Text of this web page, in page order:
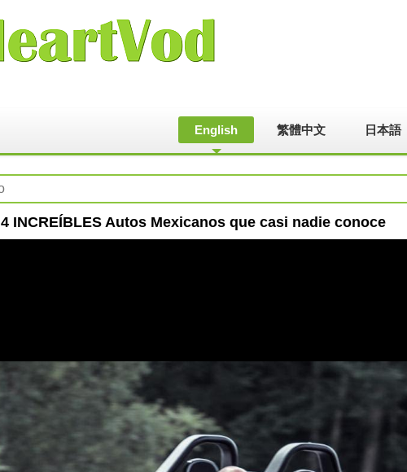
English 繁體中文 日本語
INCREÍBLES Autos Mexicanos que casi nadie conoce